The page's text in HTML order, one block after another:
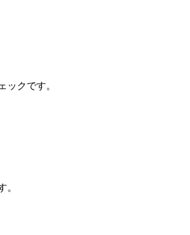
ックです。
。